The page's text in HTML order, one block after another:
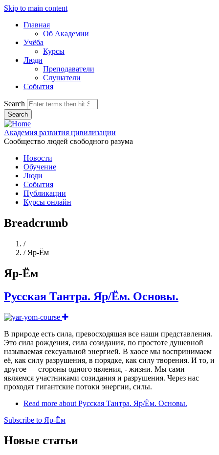
Skip to main content
Главная
Об Академии
Учёба
Курсы
Люди
Преподаватели
Слушатели
События
Search
Академия развития цивилизации
Сообщество людей свободного разума
Новости
Обучение
Люди
События
Публикации
Курсы онлайн
Breadcrumb
/Home
/ Яр-Ём
Яр-Ём
Русская Тантра. Яр/Ём. Основы.
В природе есть сила, превосходящая все наши представления.
Это сила рождения, сила созидания, по простоте душевной
называемая сексуальной энергией. В хаосе мы воспринимаем
её, как силу разрушения, в порядке, как силу творения. И то, и
другое — стороны одного явления, - жизни. Мы сами
являемся участниками созидания и разрушения. Через нас
проходят гигантские потоки энергии, силы.
Read more about Русская Тантра. Яр/Ём. Основы.
Subscribe to Яр-Ём
Новые статьи